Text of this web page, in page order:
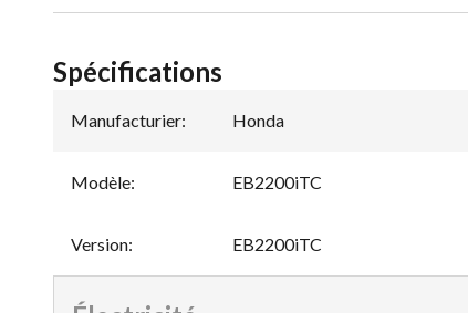
Spécifications
Manufacturier: Honda
Modèle: EB2200iTC
Version: EB2200iTC